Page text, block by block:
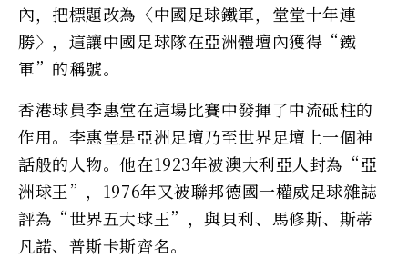
內，把標題改為〈中國足球鐵軍，堂堂十年連
勝〉，這讓中國足球隊在亞洲體壇內獲得“鐵
軍”的稱號。
香港球員李惠堂在這場比賽中發揮了中流砥柱的
作用。李惠堂是亞洲足壇乃至世界足壇上一個神
話般的人物。他在1923年被澳大利亞人封為“亞
洲球王”，1976年又被聯邦德國一權威足球雜誌
評為“世界五大球王”，與貝利、馬修斯、斯蒂
凡諾、普斯卡斯齊名。